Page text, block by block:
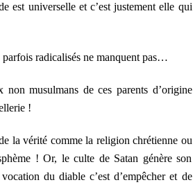
est universelle et c’est justement elle qui
parfois radicalisés ne manquent pas…
musulmans de ces parents d’origine
!
la vérité comme la religion chrétienne ou
! Or, le culte de Satan génère son
du diable c’est d’empêcher et de